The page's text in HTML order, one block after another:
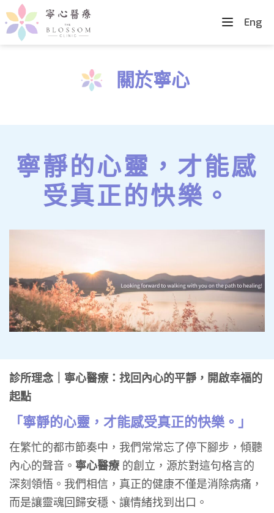
Eng
關於寧心
寧靜的心靈，才能感
受真正的快樂。
診所理念｜寧心醫療：找回內心的平靜，開啟幸福的
起點
「寧靜的心靈，才能感受真正的快樂。」
在繁忙的都市節奏中，我們常常忘了停下腳步，傾聽
內心的聲音。 寧心醫療的創立，源於對這句格言的
深刻領悟。我們相信，真正的健康不僅是消除病痛，
而是讓靈魂回歸安穩、讓情緒找到出口。